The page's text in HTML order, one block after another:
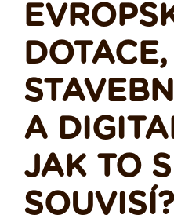
A
JAK TO
SOUVISÍ?